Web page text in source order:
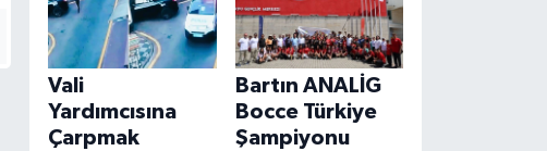
Vali
Yardımcısına
Çarpmak
Bartın ANALİG
Bocce Türkiye
Şampiyonu